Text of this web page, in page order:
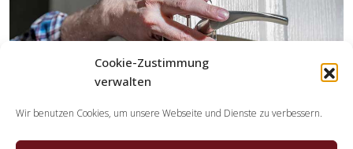
Cookie-Zustimmung
verwalten
Wir benutzen Cookies, um unsere Webseite und Dienste zu verbessern.